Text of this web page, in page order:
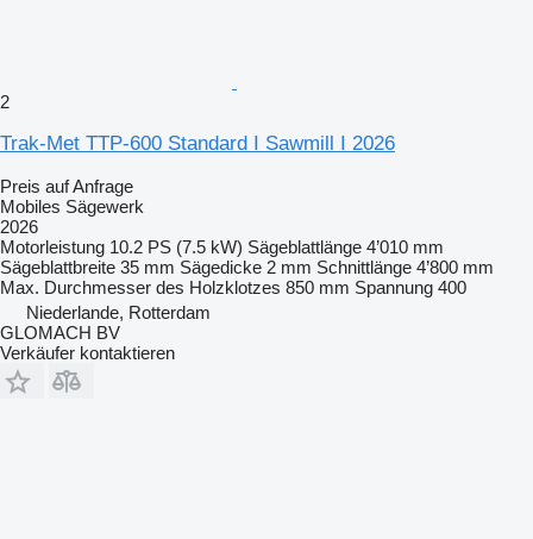
2
Trak-Met TTP-600 Standard I Sawmill I 2026
Preis auf Anfrage
Mobiles Sägewerk
2026
Motorleistung 10.2 PS (7.5 kW) Sägeblattlänge 4’010 mm
Sägeblattbreite 35 mm Sägedicke 2 mm Schnittlänge 4’800 mm
Max. Durchmesser des Holzklotzes 850 mm Spannung 400
Niederlande, Rotterdam
GLOMACH BV
Verkäufer kontaktieren